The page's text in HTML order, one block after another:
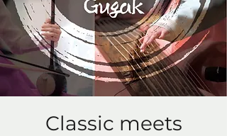
Classic meets